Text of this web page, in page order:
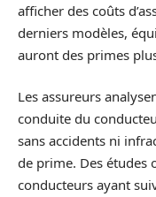
afficher des coûts
derniers modèles,
auront des primes
Les assureurs
conduite du
sans accidents ni
de prime. Des études
conducteurs ayant